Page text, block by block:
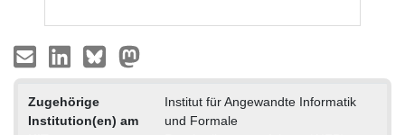
Zugehörige
Institution(en) am
Institut für Angewandte Informatik
und Formale